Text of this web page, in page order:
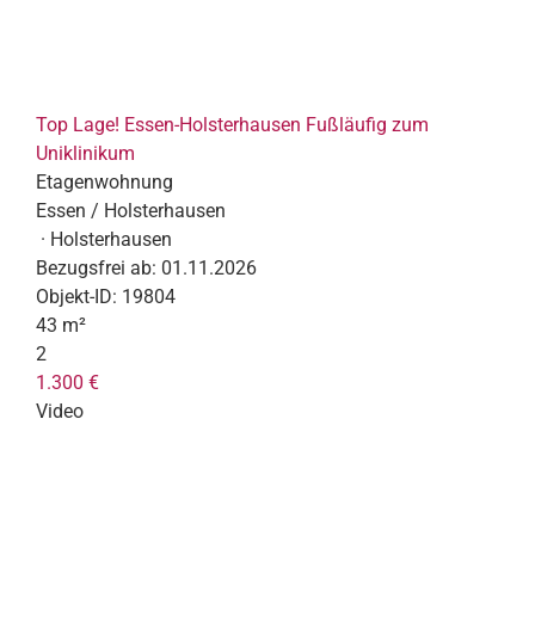
Top Lage! Essen-Holsterhausen Fußläufig zum
Uniklinikum
Etagenwohnung
Essen / Holsterhausen
· Holsterhausen
Bezugsfrei ab: 01.11.2026
Objekt-ID: 19804
43 m²
2
1.300 €
Video